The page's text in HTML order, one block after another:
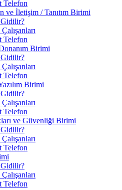
Telefon
ve İletişim / Tanıtım Birimi
Gidilir?
Telefon
Birimi
Gidilir?
Telefon
Birimi
Gidilir?
Telefon
ve Güvenliği Birimi
Gidilir?
Telefon
Gidilir?
Telefon